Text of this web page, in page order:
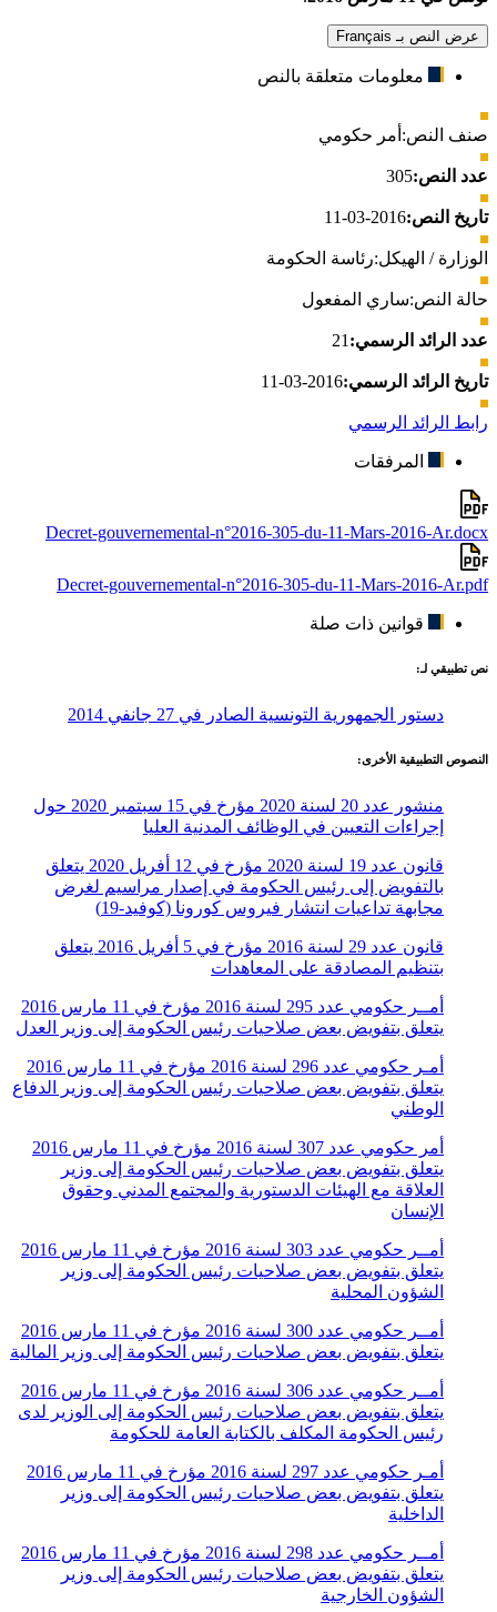
عرض النص بـ Français
معلومات متعلقة بالنص
صنف النص: أمر حكومي
عدد النص:305
تاريخ النص:2016-03-11
الوزارة / الهيكل:رئاسة الحكومة
حالة النص:ساري المفعول
عدد الرائد الرسمي: 21
تاريخ الرائد الرسمي:2016-03-11
رابط الرائد الرسمي
المرفقات
Decret-gouvernemental-n°2016-305-du-11-Mars-2016-Ar.docx
Decret-gouvernemental-n°2016-305-du-11-Mars-2016-Ar.pdf
قوانين ذات صلة
نص تطبيقي لـ:
دستور الجمهورية التونسية الصادر في 27 جانفي 2014
النصوص التطبيقية الأخرى:
منشور عدد 20 لسنة 2020 مؤرخ في 15 سبتمبر 2020 حول
إجراءات التعيين في الوظائف المدنية العليا
قانون عدد 19 لسنة 2020 مؤرخ في 12 أفريل 2020 يتعلق
بالتفويض إلى رئيس الحكومة في إصدار مراسيم لغرض
مجابهة تداعيات انتشار فيروس كورونا (كوفيد-19)
قانون عدد 29 لسنة 2016 مؤرخ في 5 أفريل 2016 يتعلق
بتنظيم المصادقة على المعاهدات
أمــر حكومي عدد 295 لسنة 2016 مؤرخ في 11 مارس 2016
يتعلق بتفويض بعض صلاحيات رئيس الحكومة إلى وزير العدل
أمـر حكومي عدد 296 لسنة 2016 مؤرخ في 11 مارس 2016
يتعلق بتفويض بعض صلاحيات رئيس الحكومة إلى وزير الدفاع
الوطني
أمر حكومي عدد 307 لسنة 2016 مؤرخ في 11 مارس 2016
يتعلق بتفويض بعض صلاحيات رئيس الحكومة إلى وزير
العلاقة مع الهيئات الدستورية والمجتمع المدني وحقوق
الإنسان
أمــر حكومي عدد 303 لسنة 2016 مؤرخ في 11 مارس 2016
يتعلق بتفويض بعض صلاحيات رئيس الحكومة إلى وزير
الشؤون المحلية
أمــر حكومي عدد 300 لسنة 2016 مؤرخ في 11 مارس 2016
يتعلق بتفويض بعض صلاحيات رئيس الحكومة إلى وزير المالية
أمــر حكومي عدد 306 لسنة 2016 مؤرخ في 11 مارس 2016
يتعلق بتفويض بعض صلاحيات رئيس الحكومة إلى الوزير لدى
رئيس الحكومة المكلف بالكتابة العامة للحكومة
أمـر حكومي عدد 297 لسنة 2016 مؤرخ في 11 مارس 2016
يتعلق بتفويض بعض صلاحيات رئيس الحكومة إلى وزير
الداخلية
أمــر حكومي عدد 298 لسنة 2016 مؤرخ في 11 مارس 2016
يتعلق بتفويض بعض صلاحيات رئيس الحكومة إلى وزير
الشؤون الخارجية